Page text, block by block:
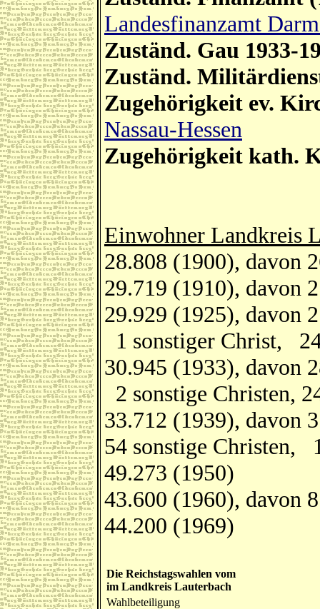
Landesfinanzamt
Zuständ. Gau 1933-
Zuständ.
Zugehörigkeit ev.
Nassau-Hessen
Zugehörigkeit kath.
Einwohner Landkreis
28.808 (1900), davon
29.719 (1910), davon
29.929 (1925), davon
1 sonstiger Christ,
30.945 (1933), davon
2 sonstige Christen,
33.712 (1939), davon
54 sonstige Christen,
49.273 (1950)
43.600 (1960), davon
44.200 (1969)
Die Reichstagswahlen vom
im Landkreis Lauterbach
Wahlbeteiligung